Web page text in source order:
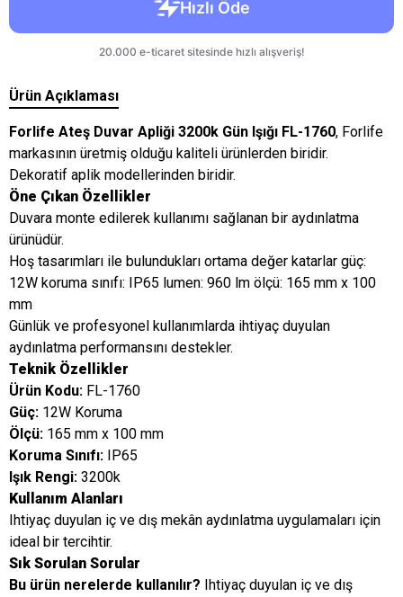
Ürün Açıklaması
Forlife Ateş Duvar Apliği 3200k Gün Işığı FL-1760, Forlife
markasının üretmiş olduğu kaliteli ürünlerden biridir.
Dekoratif aplik modellerinden biridir.
Öne Çıkan Özellikler
Duvara monte edilerek kullanımı sağlanan bir aydınlatma
ürünüdür.
Hoş tasarımları ile bulundukları ortama değer katarlar güç:
12W koruma sınıfı: IP65 lumen: 960 lm ölçü: 165 mm x 100
mm
Günlük ve profesyonel kullanımlarda ihtiyaç duyulan
aydınlatma performansını destekler.
Teknik Özellikler
Ürün Kodu: FL-1760
Güç: 12W Koruma
Ölçü: 165 mm x 100 mm
Koruma Sınıfı: IP65
Işık Rengi: 3200k
Kullanım Alanları
Ihtiyaç duyulan iç ve dış mekân aydınlatma uygulamaları için
ideal bir tercihtir.
Sık Sorulan Sorular
Bu ürün nerelerde kullanılır? Ihtiyaç duyulan iç ve dış